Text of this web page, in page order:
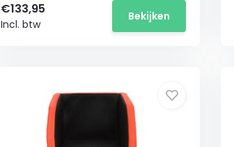
€133,95
Incl. btw
Bekijken